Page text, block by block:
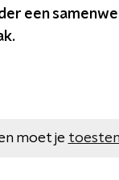
een
moet je